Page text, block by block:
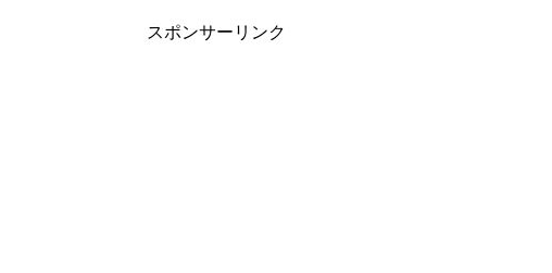
スポンサーリンク